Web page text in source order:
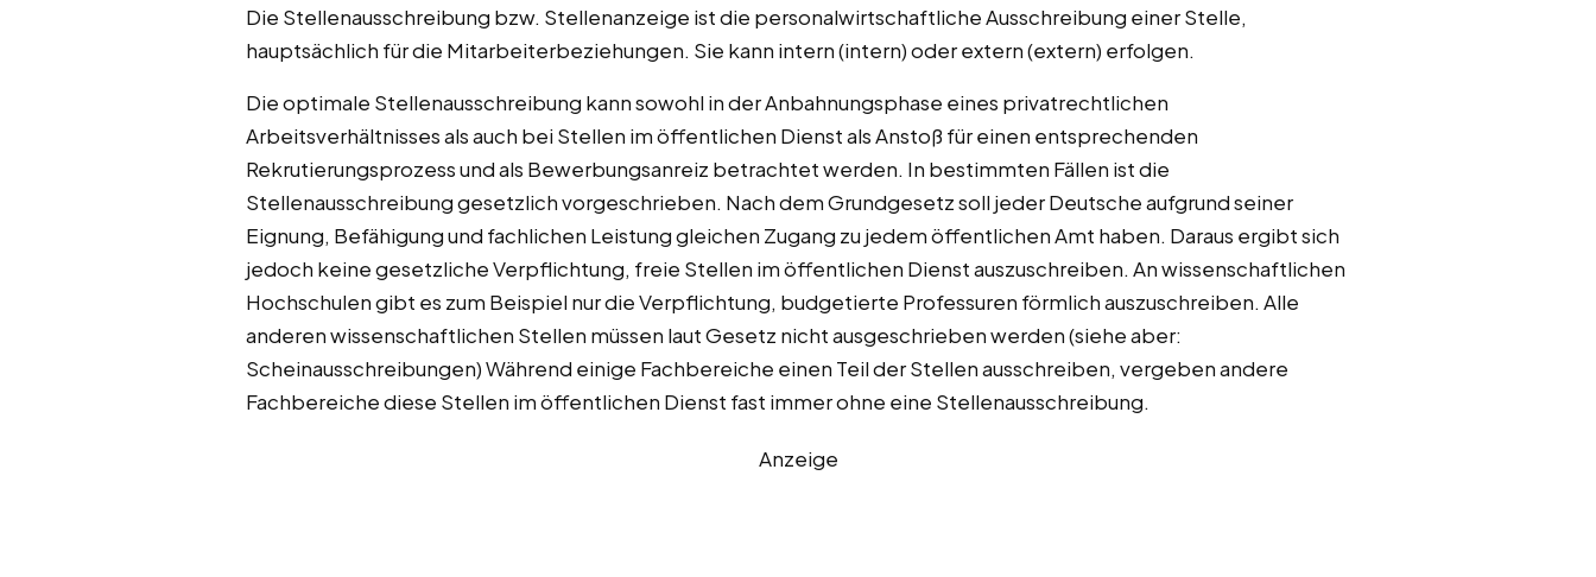
Die Stellenausschreibung bzw. Stellenanzeige ist die personalwirtschaftliche Ausschreibung einer Stelle,
hauptsächlich für die Mitarbeiterbeziehungen. Sie kann intern (intern) oder extern (extern) erfolgen.
Die optimale Stellenausschreibung kann sowohl in der Anbahnungsphase eines privatrechtlichen
Arbeitsverhältnisses als auch bei Stellen im öffentlichen Dienst als Anstoß für einen entsprechenden
Rekrutierungsprozess und als Bewerbungsanreiz betrachtet werden. In bestimmten Fällen ist die
Stellenausschreibung gesetzlich vorgeschrieben. Nach dem Grundgesetz soll jeder Deutsche aufgrund seiner
Eignung, Befähigung und fachlichen Leistung gleichen Zugang zu jedem öffentlichen Amt haben. Daraus ergibt sich
jedoch keine gesetzliche Verpflichtung, freie Stellen im öffentlichen Dienst auszuschreiben. An wissenschaftlichen
Hochschulen gibt es zum Beispiel nur die Verpflichtung, budgetierte Professuren förmlich auszuschreiben. Alle
anderen wissenschaftlichen Stellen müssen laut Gesetz nicht ausgeschrieben werden (siehe aber:
Scheinausschreibungen) Während einige Fachbereiche einen Teil der Stellen ausschreiben, vergeben andere
Fachbereiche diese Stellen im öffentlichen Dienst fast immer ohne eine Stellenausschreibung.
Anzeige